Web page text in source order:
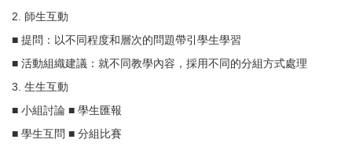
2. 師生互動
■ 提問：以不同程度和層次的問題帶引學生學習
■ 活動組織建議：就不同教學內容，採用不同的分組方式處理
3. 生生互動
■ 小組討論 ■ 學生匯報
■ 學生互問 ■ 分組比賽